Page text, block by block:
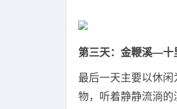
第三天：金鞭溪—
最后一天主要以休
物，听着静静流淌的